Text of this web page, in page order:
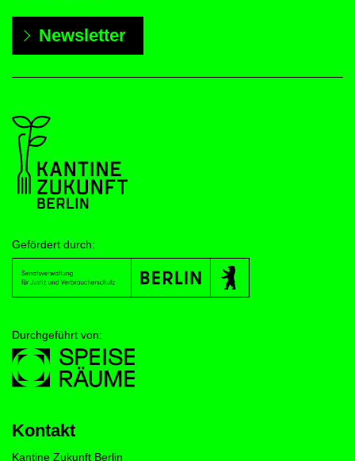
Newsletter
Gefördert durch:
Durchgeführt von:
Kontakt
Kantine Zukunft Berlin